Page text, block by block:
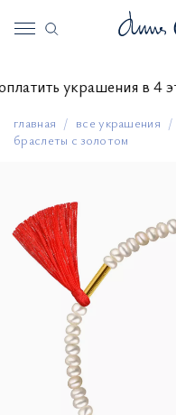
оплатить украшения
главная все украшения
браслеты с золотом